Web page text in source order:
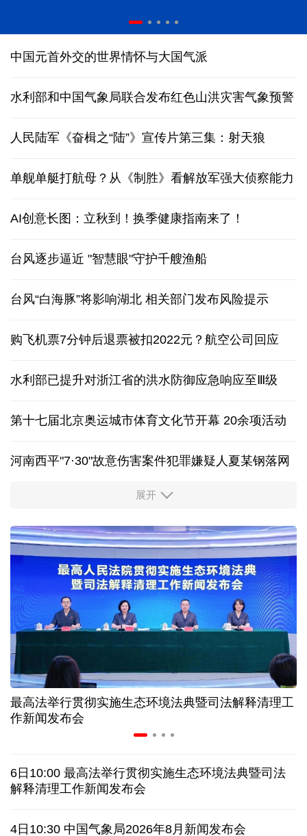
中国元首外交的世界情怀与大国气派
水利部和中国气象局联合发布红色山洪灾害气象预警
人民陆军《奋楫之“陆”》宣传片第三集：射天狼
单舰单艇打航母？从《制胜》看解放军强大侦察能力
AI创意长图：立秋到！换季健康指南来了！
台风逐步逼近 "智慧眼"守护千艘渔船
台风“白海豚”将影响湖北 相关部门发布风险提示
购飞机票7分钟后退票被扣2022元？航空公司回应
水利部已提升对浙江省的洪水防御应急响应至Ⅲ级
第十七届北京奥运城市体育文化节开幕 20余项活动
河南西平"7·30"故意伤害案件犯罪嫌疑人夏某钢落网
服务实体经济 财政金融打出“组合拳”
美媒:多场景低成本应用 中国让AI变得更具实用价值
上半年机械工业规上企业实现营业收入同比增长
6.5%
“零关税”实施100天 见证中非合作新气象
高温下用电负荷创新高 解码今夏的清凉底气
活力中国调研行丨弯道超车 如何“皖”美提速
伊朗：与阿曼“接近”达成协议但并不意味重开海峡
展开
最高法举行贯彻实施生态环境法典暨司法解释清理工
作新闻发布会
6日10:00 最高法举行贯彻实施生态环境法典暨司法
解释清理工作新闻发布会
4日10:30 中国气象局2026年8月新闻发布会